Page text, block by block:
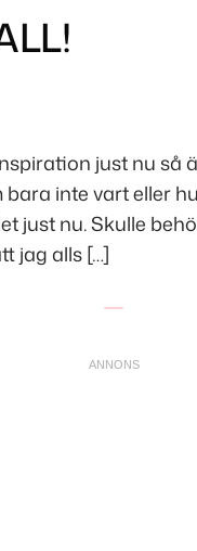
just nu så
inte vart eller
just nu. Skulle
jag alls […]